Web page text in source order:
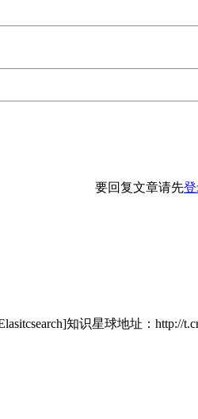
要回复文章请先
知识星球地址：http://